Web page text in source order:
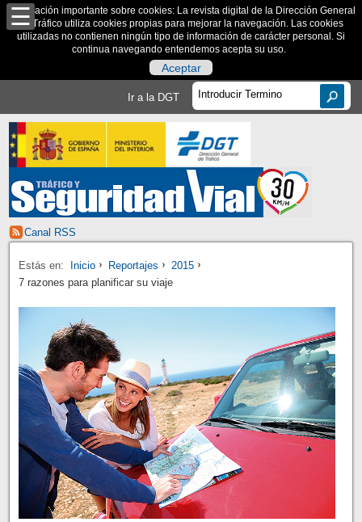
Información importante sobre cookies: La revista digital de la Dirección General
de Tráfico utiliza cookies propias para mejorar la navegación. Las cookies
utilizadas no contienen ningún tipo de información de carácter personal. Si
continua navegando entendemos acepta su uso.
Aceptar
Ir a la DGT
Canal RSS
Estás en: Inicio Reportajes
2015
7 razones para planificar su viaje